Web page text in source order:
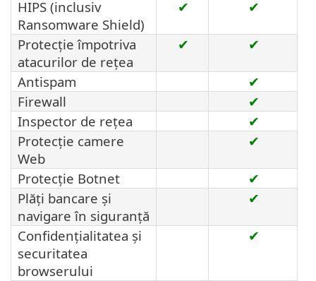
HIPS (inclusiv
Ransomware Shield)
✔ ✔
Protecție împotriva
atacurilor de rețea
✔ ✔
Antispam
✔
Firewall
✔
Inspector de rețea
✔
Protecție camere
Web
✔
Protecție Botnet
✔
Plăți bancare și
navigare în siguranță
✔
Confidențialitatea și
securitatea
browserului
✔